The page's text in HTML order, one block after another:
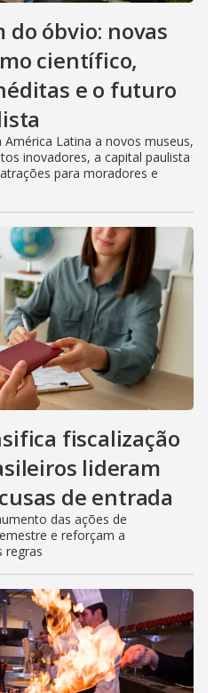
do óbvio: novas
científico,
e o futuro
Latina a novos museus,
inovadores, a capital paulista
para moradores e
fiscalização
lideram
de entrada
das ações de
e reforçam a
regras